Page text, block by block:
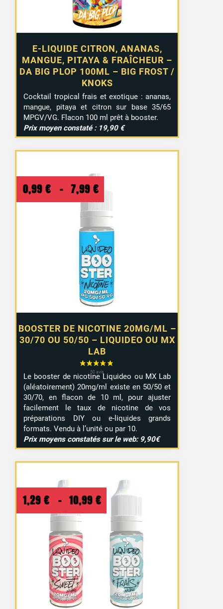
E-LIQUIDE CITRON, ANANAS,
MANGUE, PITAYA & FRAÎCHEUR –
DA BIG PLOP 100ML – BIG FROST /
KNOKS
Cocktail tropical frais et exotique : ananas,
mangue, pitaya et citron sur base 35/65
MPGV/VG. Flacon 100 ml prêt à booster.
Prix moyen constaté : 19,90 €
BOOSTER DE NICOTINE 20MG/ML –
30/70 OU 50/50 – LIQUIDEO OU MX
LAB
0,99 € – 7,99 € Plage
de
prix :
0,99 €
à
7,99 €
Le booster de nicotine Liquideo ou MX Lab
(aléatoirement) 20mg/ml existe en 50/50 et
30/70, en flacon de 10 ml, pour ajuster
facilement le taux de nicotine de vos
préparations DIY ou e-liquides grands
formats. Vendu à l’unité ou par 10.
Prix moyens constatés sur le web: 9,90€
1,29 € – 10,99 €
Plage
de
prix :
1,29 €
10,99 €